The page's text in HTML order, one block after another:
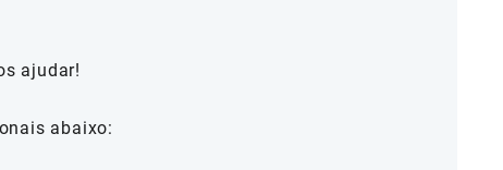
ajudar!
abaixo: